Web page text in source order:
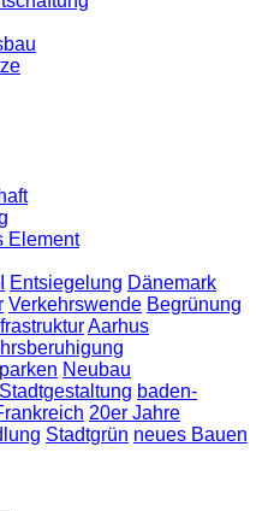
Element
Entsiegelung Dänemark
Verkehrswende Begrünung
Aarhus
Neubau
Stadtgestaltung baden-
20er Jahre
Stadtgrün neues Bauen